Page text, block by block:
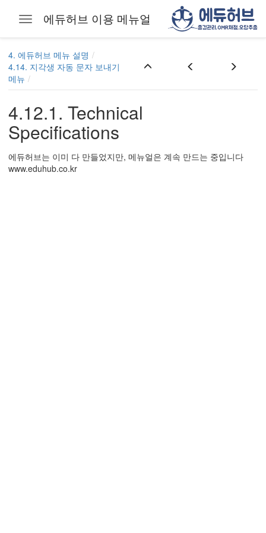
Toggle navigation
에듀허브 이용 메뉴얼
리
기
4. 에듀허브 메뉴 설명
4.14. 지각생 자동 문자 보내기
메뉴
4.12.1. Technical
Specifications
에듀허브는 이미 다 만들었지만, 메뉴얼은 계속 만드는 중입니다
www.eduhub.co.kr